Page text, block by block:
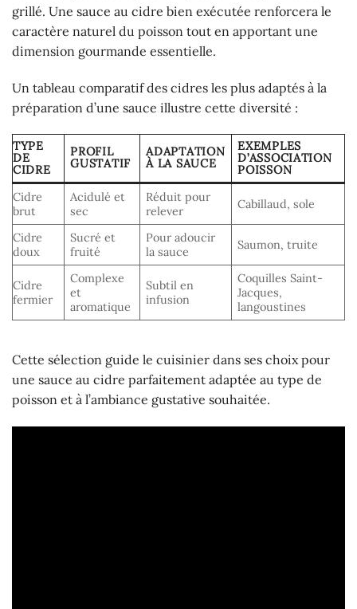
grillé. Une sauce au cidre bien exécutée renforcera le
caractère naturel du poisson tout en apportant une
dimension gourmande essentielle.
Un tableau comparatif des cidres les plus adaptés à la
préparation d’une sauce illustre cette diversité :
TYPE
DE
CIDRE
PROFIL
GUSTATIF
ADAPTATION
À LA SAUCE
EXEMPLES
D’ASSOCIATION
POISSON
Cidre
brut
Acidulé et
sec
Réduit pour
relever
Cabillaud, sole
Cidre
doux
Sucré et
fruité
Pour adoucir
la sauce
Saumon, truite
Cidre
fermier
Complexe
et
aromatique
Subtil en
infusion
Coquilles Saint-
Jacques,
langoustines
Cette sélection guide le cuisinier dans ses choix pour
une sauce au cidre parfaitement adaptée au type de
poisson et à l’ambiance gustative souhaitée.